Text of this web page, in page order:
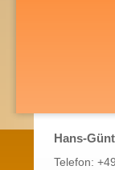
Hans-
Telefon: